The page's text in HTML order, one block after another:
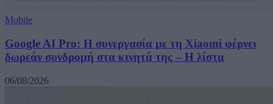
Mobile
Google AI Pro: Η συνεργασία με τη Xiaomi φέρνει
δωρεάν συνδρομή στα κινητά της – Η λίστα
06/08/2026